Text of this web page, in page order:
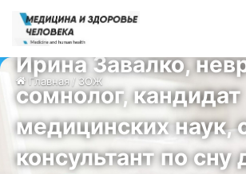
Главная / ЗОЖ
ЗОЖ
Ирина Завалко,
сомнолог, кандидат
медицинских наук,
консультант по сну